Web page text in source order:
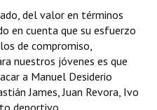
del valor en términos
en cuenta que su esfuerzo
de compromiso,
nuestros jóvenes es que
a Manuel Desiderio
James, Juan Revora, Ivo
deportivo.